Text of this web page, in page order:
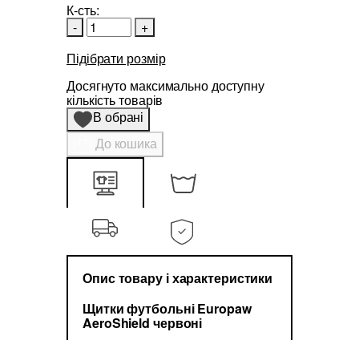
К-сть:
-
+
Підібрати розмір
Досягнуто максимально доступну
кількість товарів
В обрані
До кошика
Опис товару і характеристики
Щитки футбольні Europaw
AeroShield червоні